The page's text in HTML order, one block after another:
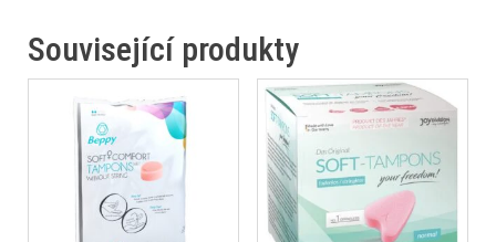
Související produkty